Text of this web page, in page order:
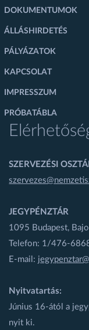
DOKUMENTUMOK
ÁLLÁSHIRDETÉS
PÁLYÁZATOK
KAPCSOLAT
IMPRESSZUM
PRÓBATÁBLA
SZERVEZÉSI
JEGYPÉNZTÁR
1095 Budapest,
Telefon: 1/476-
E-mail:
Nyitvatartás:
Június 16-ától a
nyit ki.